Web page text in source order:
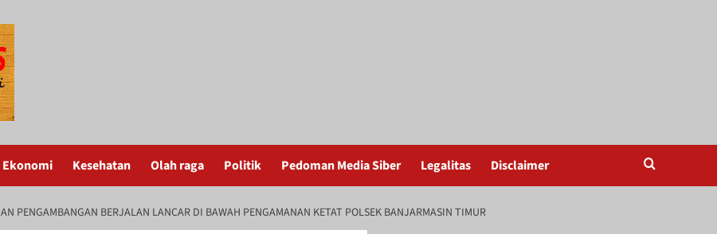
Ekonomi Kesehatan Olah raga Politik Pedoman Media Siber Legalitas Disclaimer
PENGAMBANGAN BERJALAN LANCAR DI BAWAH PENGAMANAN KETAT POLSEK BANJARMASIN TIMUR